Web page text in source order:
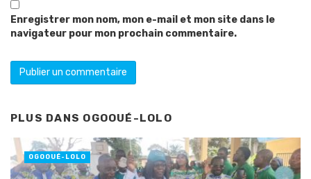
Enregistrer mon nom, mon e-mail et mon site dans le
navigateur pour mon prochain commentaire.
PLUS DANS OGOOUÉ-LOLO
OGOOUÉ-LOLO